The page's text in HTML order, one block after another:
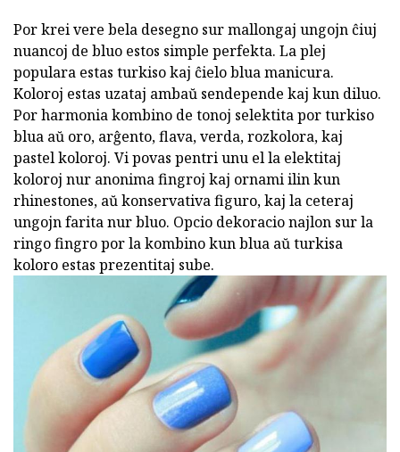
Por krei vere bela desegno sur mallongaj ungojn ĉiuj
nuancoj de bluo estos simple perfekta. La plej
populara estas turkiso kaj ĉielo blua manicura.
Koloroj estas uzataj ambaŭ sendepende kaj kun diluo.
Por harmonia kombino de tonoj selektita por turkiso
blua aŭ oro, arĝento, flava, verda, rozkolora, kaj
pastel koloroj. Vi povas pentri unu el la elektitaj
koloroj nur anonima fingroj kaj ornami ilin kun
rhinestones, aŭ konservativa figuro, kaj la ceteraj
ungojn farita nur bluo. Opcio dekoracio najlon sur la
ringo fingro por la kombino kun blua aŭ turkisa
koloro estas prezentitaj sube.